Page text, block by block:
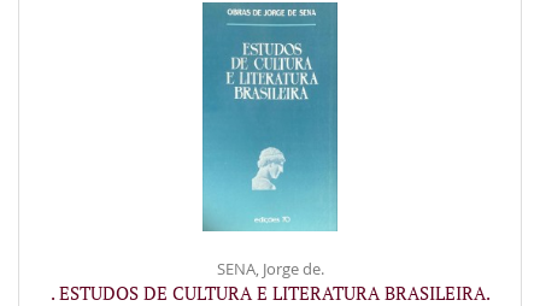
SENA, Jorge de.
. ESTUDOS DE CULTURA E LITERATURA BRASILEIRA.